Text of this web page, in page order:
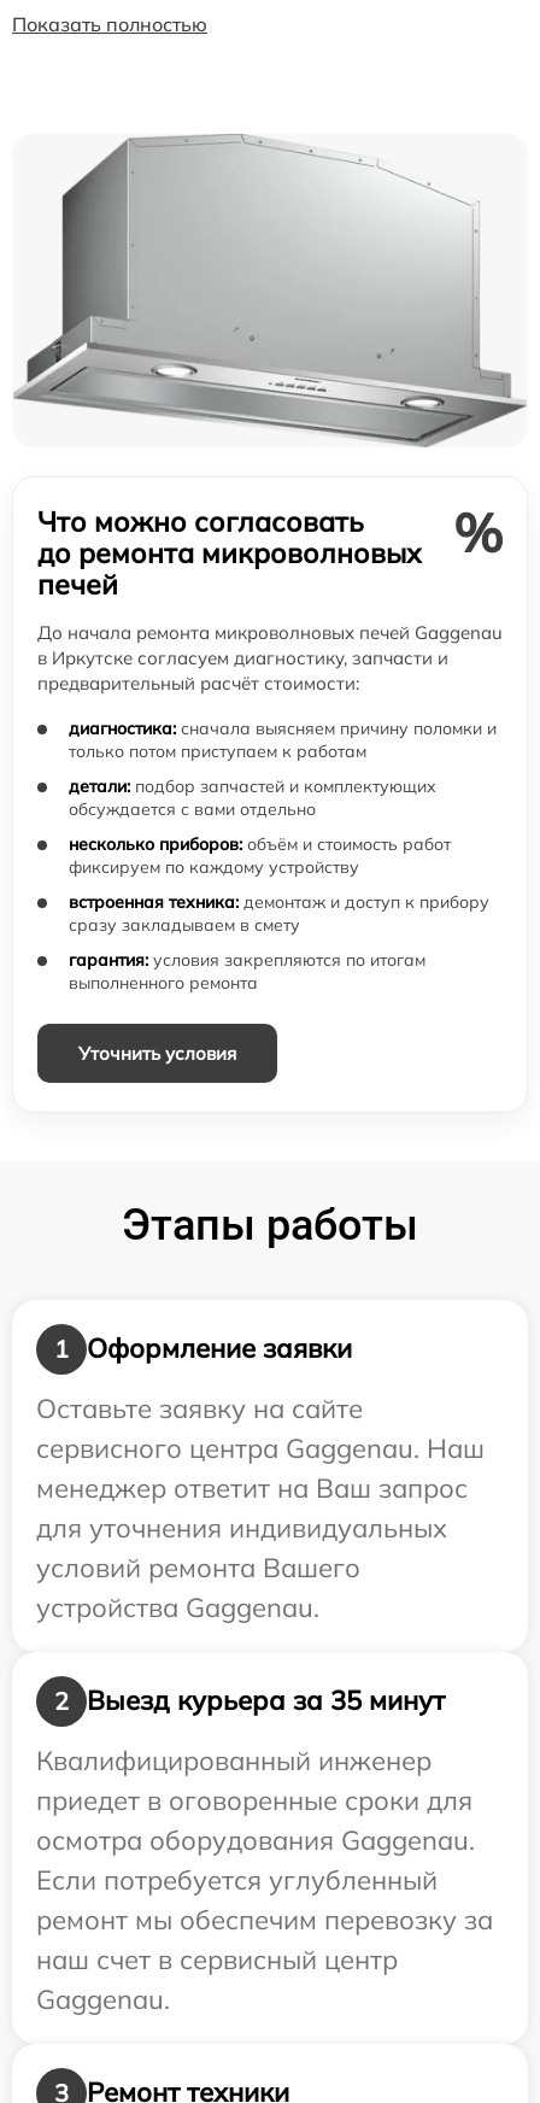
Показать полностью
Что можно согласовать
до ремонта микроволновых
печей
%
До начала ремонта микроволновых печей Gaggenau
в Иркутске согласуем диагностику, запчасти и
предварительный расчёт стоимости:
диагностика: сначала выясняем причину поломки и
только потом приступаем к работам
детали: подбор запчастей и комплектующих
обсуждается с вами отдельно
несколько приборов: объём и стоимость работ
фиксируем по каждому устройству
встроенная техника: демонтаж и доступ к прибору
сразу закладываем в смету
гарантия: условия закрепляются по итогам
выполненного ремонта
Уточнить условия
Этапы работы
1
Оформление заявки
Оставьте заявку на сайте
сервисного центра Gaggenau. Наш
менеджер ответит на Ваш запрос
для уточнения индивидуальных
условий ремонта Вашего
устройства Gaggenau.
2
Выезд курьера за 35 минут
Квалифицированный инженер
приедет в оговоренные сроки для
осмотра оборудования Gaggenau.
Если потребуется углубленный
ремонт мы обеспечим перевозку за
наш счет в сервисный центр
Gaggenau.
3
Ремонт техники